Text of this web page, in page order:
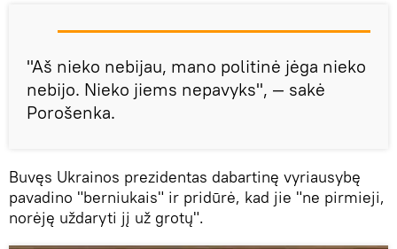
"Aš nieko nebijau, mano politinė jėga nieko
nebijo. Nieko jiems nepavyks", — sakė
Porošenka.
Buvęs Ukrainos prezidentas dabartinę vyriausybę
pavadino "berniukais" ir pridūrė, kad jie "ne pirmieji,
norėję uždaryti jį už grotų".